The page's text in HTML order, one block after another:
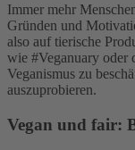
Immer mehr
Gründen und
also auf tierische
wie #Veganuary oder
Veganismus zu
auszuprobieren.
Vegan und fair: